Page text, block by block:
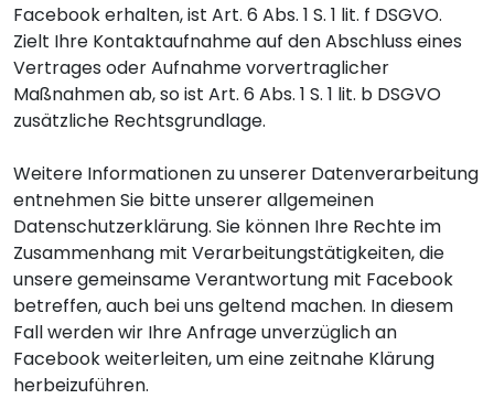
Facebook erhalten, ist Art. 6 Abs. 1 S. 1 lit. f DSGVO.
Zielt Ihre Kontaktaufnahme auf den Abschluss eines
Vertrages oder Aufnahme vorvertraglicher
Maßnahmen ab, so ist Art. 6 Abs. 1 S. 1 lit. b DSGVO
zusätzliche Rechtsgrundlage.
Weitere Informationen zu unserer Datenverarbeitung
entnehmen Sie bitte unserer allgemeinen
Datenschutzerklärung. Sie können Ihre Rechte im
Zusammenhang mit Verarbeitungstätigkeiten, die
unsere gemeinsame Verantwortung mit Facebook
betreffen, auch bei uns geltend machen. In diesem
Fall werden wir Ihre Anfrage unverzüglich an
Facebook weiterleiten, um eine zeitnahe Klärung
herbeizuführen.